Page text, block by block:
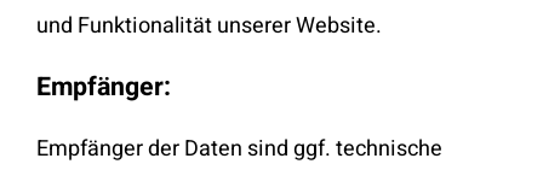
und Funktionalität unserer Website.
Empfänger:
Empfänger der Daten sind ggf. technische